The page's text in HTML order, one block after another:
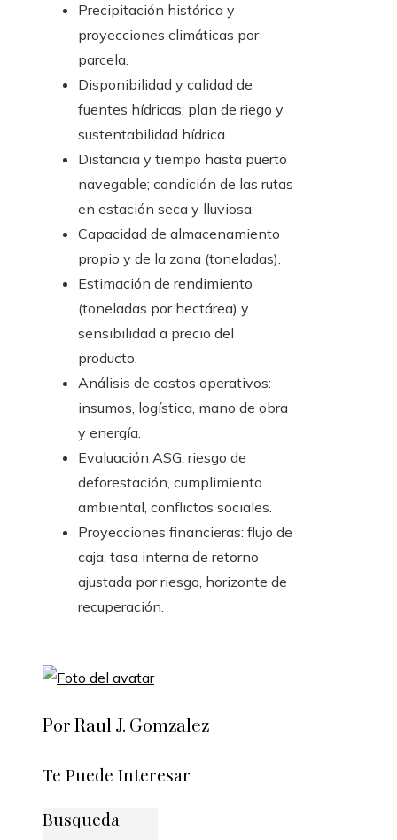
Precipitación histórica y
proyecciones climáticas por
parcela.
Disponibilidad y calidad de
fuentes hídricas; plan de riego y
sustentabilidad hídrica.
Distancia y tiempo hasta puerto
navegable; condición de las rutas
en estación seca y lluviosa.
Capacidad de almacenamiento
propio y de la zona (toneladas).
Estimación de rendimiento
(toneladas por hectárea) y
sensibilidad a precio del
producto.
Análisis de costos operativos:
insumos, logística, mano de obra
y energía.
Evaluación ASG: riesgo de
deforestación, cumplimiento
ambiental, conflictos sociales.
Proyecciones financieras: flujo de
caja, tasa interna de retorno
ajustada por riesgo, horizonte de
recuperación.
Por Raul J. Gomzalez
Te Puede Interesar
Busqueda